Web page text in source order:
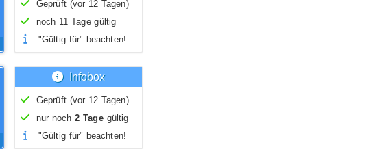
Geprüft (vor 12 Tagen)
noch 11 Tage gültig
"Gültig für" beachten!
Infobox
Geprüft (vor 12 Tagen)
nur noch2 Tagegültig
"Gültig für" beachten!